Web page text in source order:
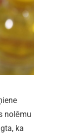
nolēmu
ka